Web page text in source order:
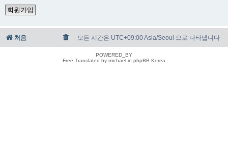
회원가입
처음 모든 시간은 UTC+09:00 Asia/Seoul 으로 나타냅니다
POWERED_BY
Free Translated by michael in phpBB Korea